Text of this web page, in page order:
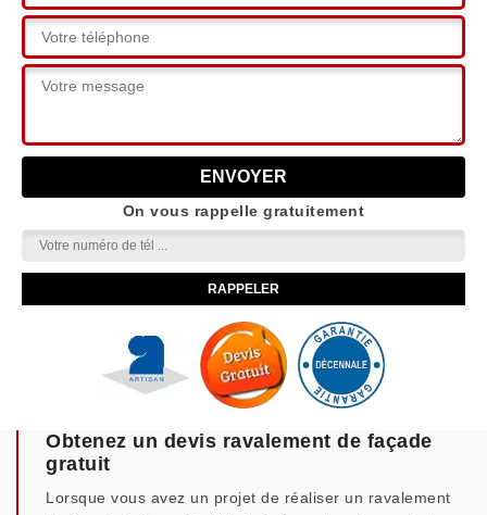
On vous rappelle gratuitement
Obtenez un devis ravalement de façade
gratuit
Lorsque vous avez un projet de réaliser un ravalement